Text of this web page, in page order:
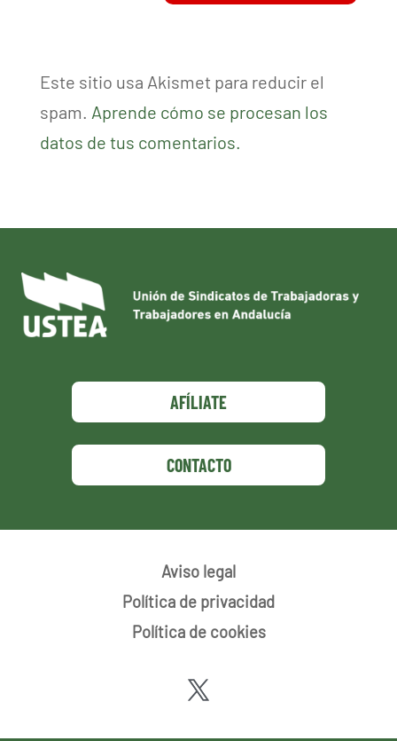
Este sitio usa Akismet para reducir el
spam. Aprende cómo se procesan los
datos de tus comentarios.
AFÍLIATE
CONTACTO
Aviso legal
Política de privacidad
Política de cookies